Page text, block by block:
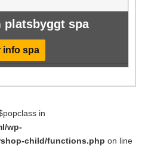
platsbyggt spa
info spa
in
wp-
child/functions.php on line